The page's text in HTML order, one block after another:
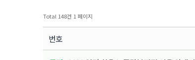
Total 148건 1 페이지
번호